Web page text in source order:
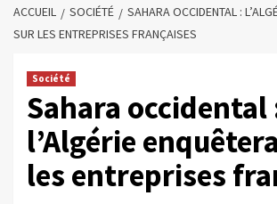
ACCUEIL SOCIÉTÉ
SAHARA OCCIDENTAL :
SUR LES ENTREPRISES FRANÇAISES
Société
Sahara occidental
l’Algérie
les entreprises